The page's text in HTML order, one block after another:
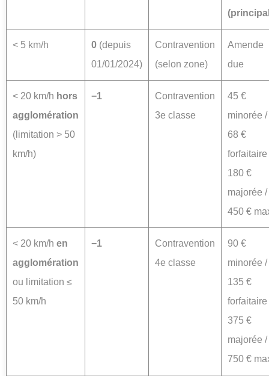
< 5 km/h 0 (depuis
01/01/2024)
Contravention
(selon zone)
Amende
due
< 20 km/h hors
agglomération
(limitation > 50
km/h)
−1
Contravention
3e classe
45 €
minorée /
68 €
forfaitaire
180 €
majorée /
450 €
< 20 km/h en
agglomération
ou limitation ≤
50 km/h
−1
Contravention
4e classe
90 €
minorée /
135 €
forfaitaire
375 €
majorée /
750 €